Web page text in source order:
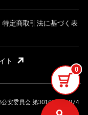
0
特定商取引法に基づく表
ト
公安委員会 第301032121874